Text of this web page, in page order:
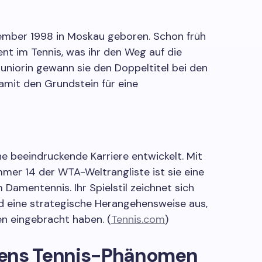
1998 in Moskau geboren. Schon früh
im Tennis, was ihr den Weg auf die
gewann sie den Doppeltitel bei den
den Grundstein für eine
beeindruckende Karriere entwickelt. Mit
14 der WTA-Weltrangliste ist sie eine
Ihr Spielstil zeichnet sich
strategische Herangehensweise aus,
eingebracht haben. (Tennis.com)
Tennis-Phänomen